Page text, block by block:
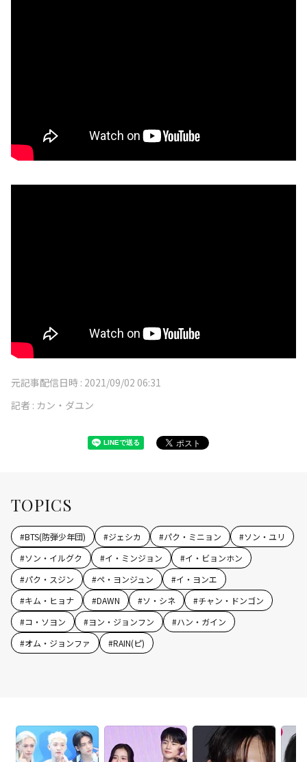
元記事配信日時 : 2021/09/02 06:31
記者 : カン・ダユン
TOPICS
#BTS(防弾少年団) #ジェシカ #パク・ミニョン #ソン・ユリ
#ソン・イルグク #イ・ミンジョン #イ・ビョンホン
#パク・スジン #ペ・ヨンジュン #イ・ヨンエ
#キム・ヒョナ #DAWN #ソ・シネ #チャン・ドンゴン
#コ・ソヨン #ヨン・ジョンフン #ハン・ガイン
#オム・ジョンファ #RAIN(ピ)